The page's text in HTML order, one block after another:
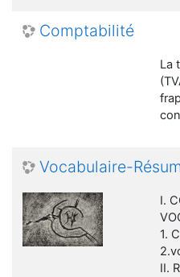
Comptabilité
La
Vocabulaire-
I.
1.
II.